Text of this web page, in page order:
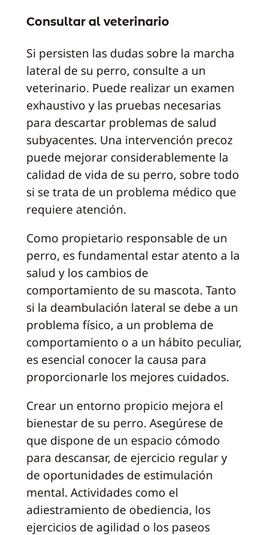
Consultar al veterinario
Si persisten las dudas sobre la marcha
lateral de su perro, consulte a un
veterinario. Puede realizar un examen
exhaustivo y las pruebas necesarias
para descartar problemas de salud
subyacentes. Una intervención precoz
puede mejorar considerablemente la
calidad de vida de su perro, sobre todo
si se trata de un problema médico que
requiere atención.
Como propietario responsable de un
perro, es fundamental estar atento a la
salud y los cambios de
comportamiento de su mascota. Tanto
si la deambulación lateral se debe a un
problema físico, a un problema de
comportamiento o a un hábito peculiar,
es esencial conocer la causa para
proporcionarle los mejores cuidados.
Crear un entorno propicio mejora el
bienestar de su perro. Asegúrese de
que dispone de un espacio cómodo
para descansar, de ejercicio regular y
de oportunidades de estimulación
mental. Actividades como el
adiestramiento de obediencia, los
ejercicios de agilidad o los paseos